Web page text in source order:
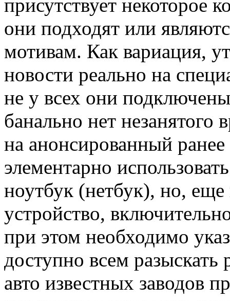
присутствует некоторое
они подходят или
мотивам. Как вариация,
новости реально на
не у всех они
банально нет незанятого
на анонсированный
элементарно
ноутбук (нетбук), но,
устройство,
при этом необходимо
доступно всем
авто известных заводов